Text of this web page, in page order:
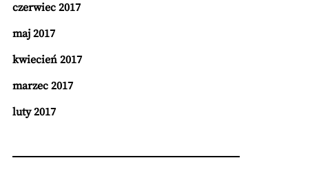
czerwiec 2017
maj 2017
kwiecień 2017
marzec 2017
luty 2017